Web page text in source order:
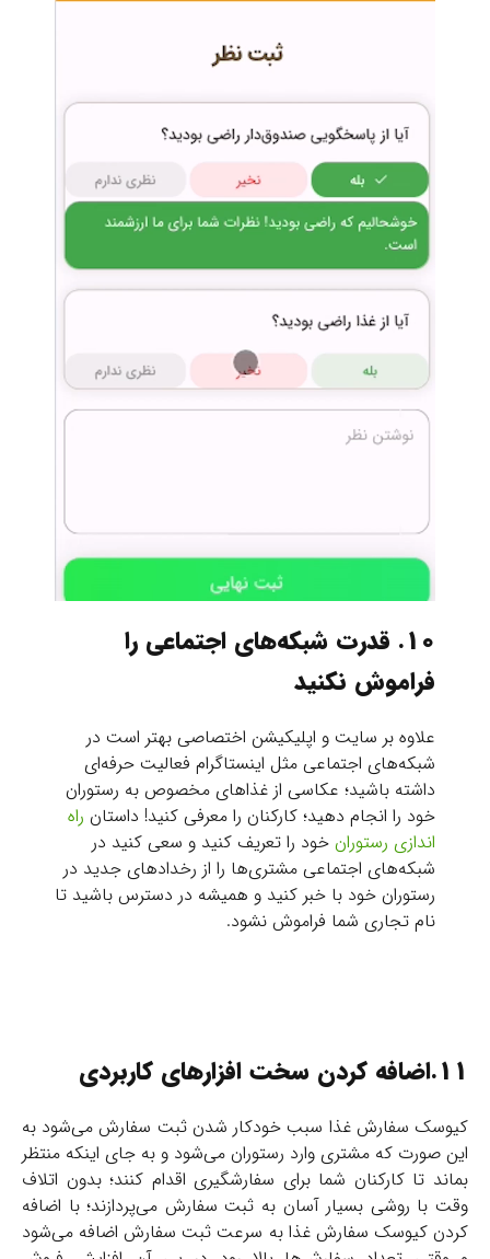
10. قدرت شبکه‌های اجتماعی را
فراموش نکنید
علاوه بر سایت و اپلیکیشن اختصاصی بهتر است در
شبکه‌های اجتماعی مثل اینستاگرام فعالیت حرفه‌ای
داشته باشید؛ عکاسی از غذاهای مخصوص به رستوران
خود را انجام دهید؛ کارکنان را معرفی کنید! داستان راه
اندازی رستوران خود را تعریف کنید و سعی کنید در
شبکه‌های اجتماعی مشتری‌ها را از رخدادهای جدید در
رستوران خود با خبر کنید و همیشه در دسترس باشید تا
نام تجاری شما فراموش نشود.
11.اضافه کردن سخت افزارهای کاربردی
کیوسک سفارش غذا سبب خودکار شدن ثبت سفارش می‌شود به
این صورت که مشتری وارد رستوران می‌شود و به جای اینکه منتظر
بماند تا کارکنان شما برای سفارشگیری اقدام کنند؛ بدون اتلاف
وقت با روشی بسیار آسان به ثبت سفارش می‌پردازند؛ با اضافه
کردن کیوسک سفارش غذا به سرعت ثبت سفارش اضافه می‌شود